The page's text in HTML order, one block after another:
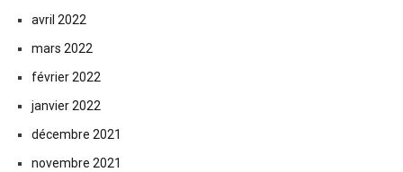
avril 2022
mars 2022
février 2022
janvier 2022
décembre 2021
novembre 2021